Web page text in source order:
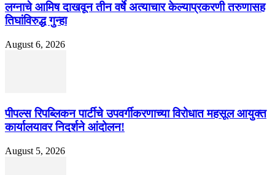
लग्नाचे आमिष दाखवून तीन वर्षे अत्याचार केल्याप्रकरणी तरुणासह
तिघांविरुद्ध गुन्हा
August 6, 2026
पीपल्स रिपब्लिकन पार्टीचे उपवर्गीकरणाच्या विरोधात महसूल आयुक्त
कार्यालयावर निदर्शने आंदोलन!
August 5, 2026